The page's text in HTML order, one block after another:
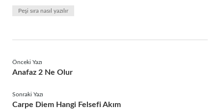
Peşi sıra nasıl yazılır
Önceki Yazı
Anafaz 2 Ne Olur
Sonraki Yazı
Carpe Diem Hangi Felsefi Akım